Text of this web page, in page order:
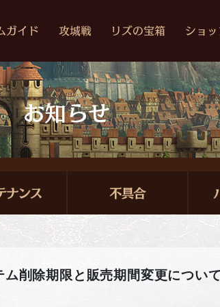
ム削除期限と販売期間変更につい